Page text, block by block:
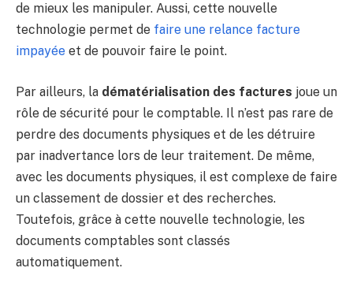
de mieux les manipuler. Aussi, cette nouvelle
technologie permet de faire une relance facture
impayée et de pouvoir faire le point.
Par ailleurs, la dématérialisation des factures joue un
rôle de sécurité pour le comptable. Il n’est pas rare de
perdre des documents physiques et de les détruire
par inadvertance lors de leur traitement. De même,
avec les documents physiques, il est complexe de faire
un classement de dossier et des recherches.
Toutefois, grâce à cette nouvelle technologie, les
documents comptables sont classés
automatiquement.